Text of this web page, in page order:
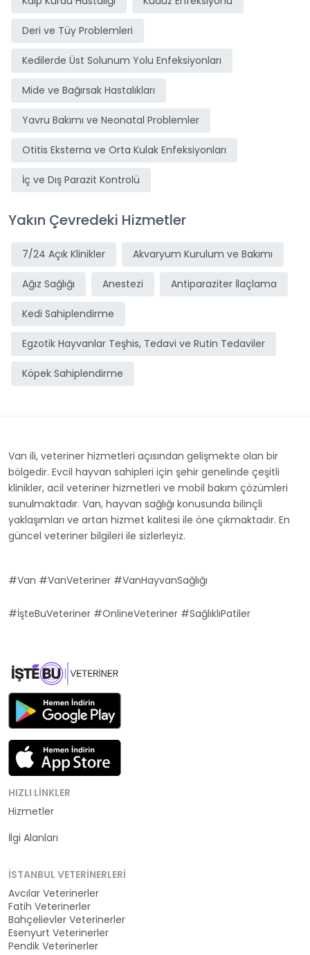
Deri ve Tüy Problemleri
Kedilerde Üst Solunum Yolu Enfeksiyonları
Mide ve Bağırsak Hastalıkları
Yavru Bakımı ve Neonatal Problemler
Otitis Eksterna ve Orta Kulak Enfeksiyonları
İç ve Dış Parazit Kontrolü
Yakın Çevredeki Hizmetler
7/24 Açık Klinikler Akvaryum Kurulum ve Bakımı
Ağız Sağlığı Anestezi Antiparaziter İlaçlama
Kedi Sahiplendirme
Egzotik Hayvanlar Teşhis, Tedavi ve Rutin Tedaviler
Köpek Sahiplendirme
Van ili, veteriner hizmetleri açısından gelişmekte olan bir
bölgedir. Evcil hayvan sahipleri için şehir genelinde çeşitli
klinikler, acil veteriner hizmetleri ve mobil bakım çözümleri
sunulmaktadır. Van, hayvan sağlığı konusunda bilinçli
yaklaşımları ve artan hizmet kalitesi ile öne çıkmaktadır. En
güncel veteriner bilgileri ile sizlerleyiz.
#Van #VanVeteriner #VanHayvanSağlığı
#İşteBuVeteriner #OnlineVeteriner #SağlıklıPatiler
HIZLI LINKLER
Hizmetler
İlgi Alanları
İSTANBUL VETERINERLERI
Avcılar Veterinerler
Fatih Veterinerler
Bahçelievler Veterinerler
Esenyurt Veterinerler
Pendik Veterinerler